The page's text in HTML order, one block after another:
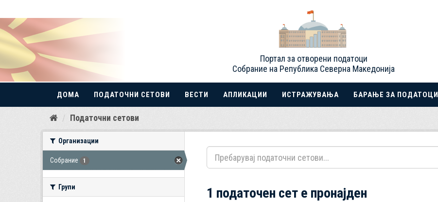
Прескокнете
Портал за отворени податоци
Собрание на Република Северна Македонија
ДОМА ПОДАТОЧНИ СЕТОВИ ВЕСТИ АПЛИКАЦИИ ИСТРАЖУВАЊА БАРАЊЕ ЗА ПОДАТОЦИ
Податочни сетови
Организации
Собрание 1
Групи 1 податочен сет е пронајден